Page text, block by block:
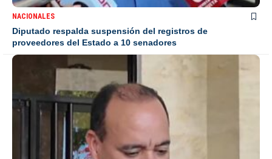
NACIONALES
Diputado respalda suspensión del registros de
proveedores del Estado a 10 senadores